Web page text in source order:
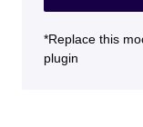
*Replace this
plugin